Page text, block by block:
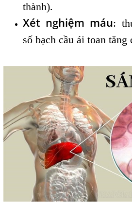
thành).
Xét nghiệm máu:
số bạch cầu ái toan tăng